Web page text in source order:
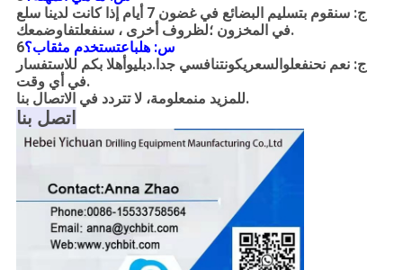
ج: سنقوم بتسليم البضائع في غضون 7 أيام إذا كانت لدينا سلع
في المخزون ؛لظروف أخرى ، سنفعلتفاوض
معك.
6
س: هلباعتستخدم مثقاب؟
ج: نعم نحنفعلوالسعريكونتنافسي جدا.دبليوأهلا بكم للاستفسار
في أي وقت.
للمزيد منمعلومة ، لا تتردد في الاتصال بنا.
اتصل بنا